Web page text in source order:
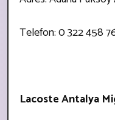
Telefon: 0 322 458
Lacoste Antalya